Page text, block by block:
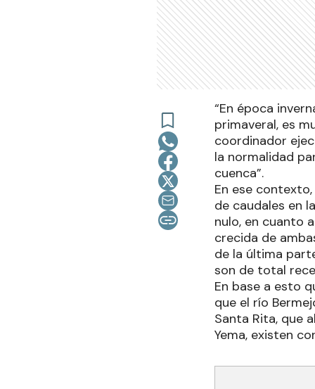
“En época
primaveral, es
coordinador
la normalidad
cuenca”.
En ese
de caudales en
nulo, en cuanto
crecida de
de la última
son de total
En base a esto
que el río
Santa Rita, que
Yema, existen